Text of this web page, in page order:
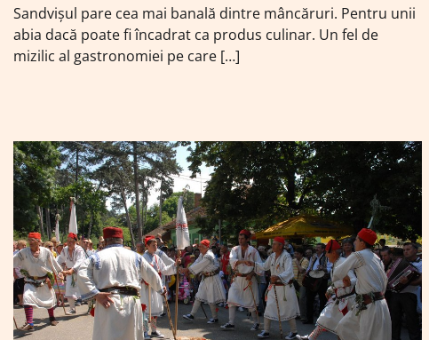
Sandvișul pare cea mai banală dintre mâncăruri. Pentru unii
abia dacă poate fi încadrat ca produs culinar. Un fel de
mizilic al gastronomiei pe care […]